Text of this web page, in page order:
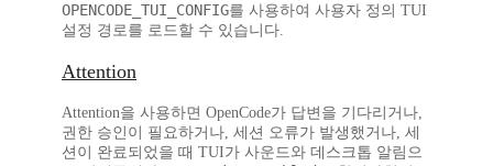
OPENCODE_TUI_CONFIG를 사용하여 사용자 정의 TUI
설정 경로를 로드할 수 있습니다.
Attention
Attention을 사용하면 OpenCode가 답변을 기다리거나,
권한 승인이 필요하거나, 세션 오류가 발생했거나, 세
션이 완료되었을 때 TUI가 사운드와 데스크톱 알림으